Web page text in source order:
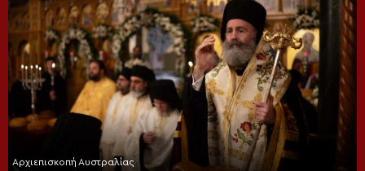
Αρχιεπισκοπή Αυστραλίας